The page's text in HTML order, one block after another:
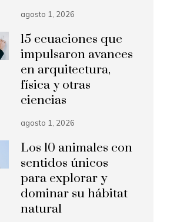
agosto 1, 2026
15 ecuaciones que
impulsaron avances
en arquitectura,
física y otras
ciencias
agosto 1, 2026
Los 10 animales con
sentidos únicos
para explorar y
dominar su hábitat
natural